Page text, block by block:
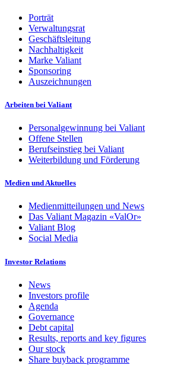
Porträt
Verwaltungsrat
Geschäftsleitung
Nachhaltigkeit
Marke Valiant
Sponsoring
Auszeichnungen
Arbeiten bei Valiant
Personalgewinnung bei Valiant
Offene Stellen
Berufseinstieg bei Valiant
Weiterbildung und Förderung
Medien und Aktuelles
Medienmitteilungen und News
Das Valiant Magazin «ValOr»
Valiant Blog
Social Media
Investor Relations
News
Investors profile
Agenda
Governance
Debt capital
Results, reports and key figures
Our stock
Share buyback programme